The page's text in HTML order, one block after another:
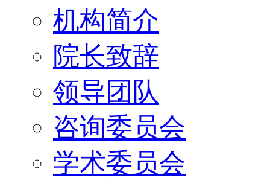
机构简介
院长致辞
领导团队
咨询委员会
学术委员会